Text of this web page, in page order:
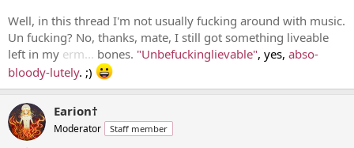
Well, in this thread I'm not usually fucking around with music.
Un fucking? No, thanks, mate, I still got something liveable
left in my erm... bones. "Unbefuckinglievable", yes, abso-
bloody-lutely. ;)
Earion†
Moderator Staff member